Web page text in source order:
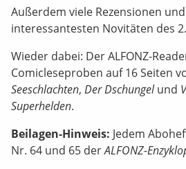
Außerdem viele Rezensionen
interessantesten Novitäten des
Wieder dabei: Der ALFONZ-
Comicleseproben auf 16 Seiten
Seeschlachten, Der Dschungelund
Superhelden.
Beilagen-Hinweis: Jedem
Nr. 64 und 65 derALFONZ-